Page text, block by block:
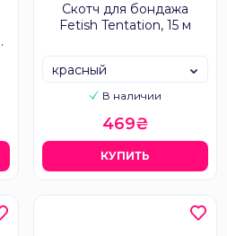
Скотч для бондажа
Fetish Tentation, 15 м
В наличии
красный
469₴
КУПИТЬ